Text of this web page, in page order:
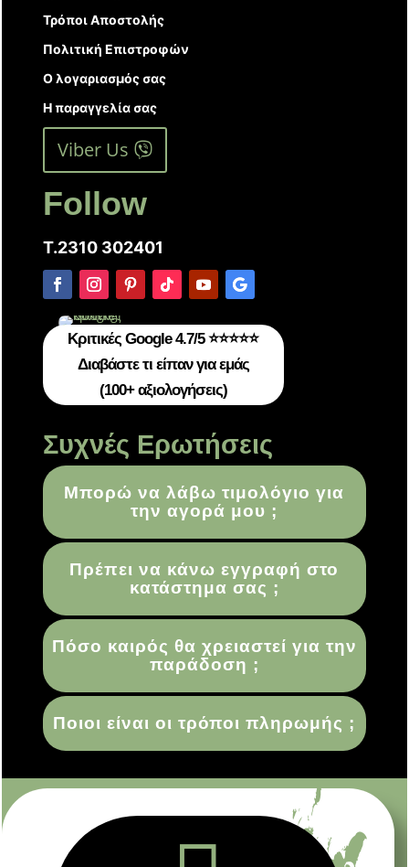
Τρόποι Αποστολής
Πολιτική Επιστροφών
Ο λογαριασμός σας
Η παραγγελία σας
Viber Us
Follow
T.2310 302401
Κριτικές Google 4.7/5 ⭐⭐⭐⭐⭐
Διαβάστε τι είπαν για εμάς
(100+ αξιολογήσεις)
Συχνές Ερωτήσεις
Μπορώ να λάβω τιμολόγιο για
την αγορά μου ;
Πρέπει να κάνω εγγραφή στο
κατάστημα σας ;
Πόσο καιρός θα χρειαστεί για την
παράδοση ;
Ποιοι είναι οι τρόποι πληρωμής ;